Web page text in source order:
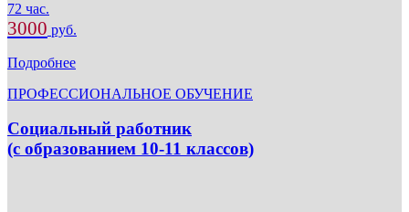
72 час.
3000 руб.
Подробнее
ПРОФЕССИОНАЛЬНОЕ ОБУЧЕНИЕ
Социальный работник
(с образованием 10-11 классов)